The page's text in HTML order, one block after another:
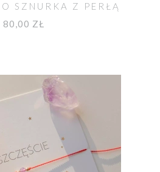
SZNURKA Z PERŁĄ
80,00 ZŁ